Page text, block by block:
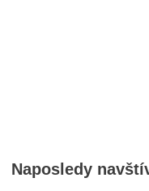
Naposledy